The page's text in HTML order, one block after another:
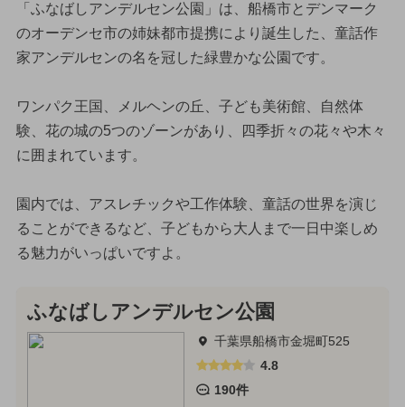
「ふなばしアンデルセン公園」は、船橋市とデンマーク
のオーデンセ市の姉妹都市提携により誕生した、童話作
家アンデルセンの名を冠した緑豊かな公園です。
ワンパク王国、メルヘンの丘、子ども美術館、自然体
験、花の城の5つのゾーンがあり、四季折々の花々や木々
に囲まれています。
園内では、アスレチックや工作体験、童話の世界を演じ
ることができるなど、子どもから大人まで一日中楽しめ
る魅力がいっぱいですよ。
ふなばしアンデルセン公園
千葉県船橋市金堀町525
4.8
190件